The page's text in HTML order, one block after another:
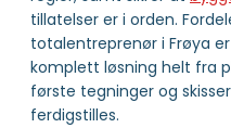
tillatelser er i orden.
totalentreprenør i Frøya
komplett løsning helt fra
første tegninger og
ferdigstilles.